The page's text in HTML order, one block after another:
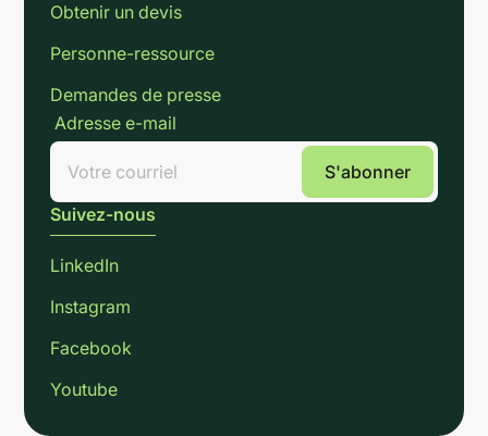
Obtenir un devis
Personne-ressource
Demandes de presse
Adresse e-mail
Suivez-nous
LinkedIn
Instagram
Facebook
Youtube